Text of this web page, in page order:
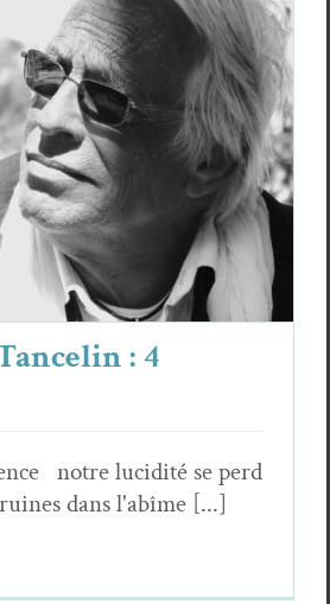
Tancelin : 4 poèmes
Philippe Tancelin Poèmes
: 4
notre lucidité se perd
dans l'abîme [...]